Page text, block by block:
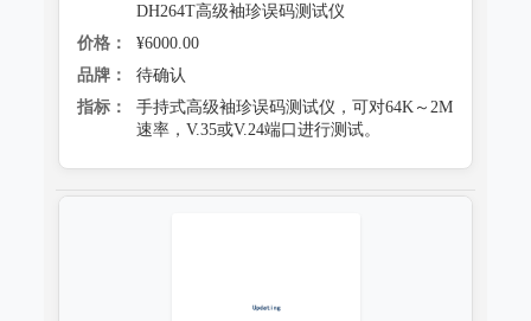
DH264T高级袖珍误码测试仪
价格：
¥6000.00
品牌：
待确认
指标：
手持式高级袖珍误码测试仪，可对64K～2M
速率，V.35或V.24端口进行测试。